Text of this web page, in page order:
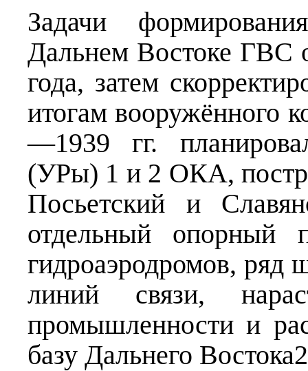
Задачи
Дальнем Востоке ГВС
года, затем
итогам вооружённого
—1939 гг.
(УРы) 1 и 2 ОКА,
Посьетский и
отдельный опорный
гидроаэродромов, ряд
линий связи,
промышленности и
базу Дальнего